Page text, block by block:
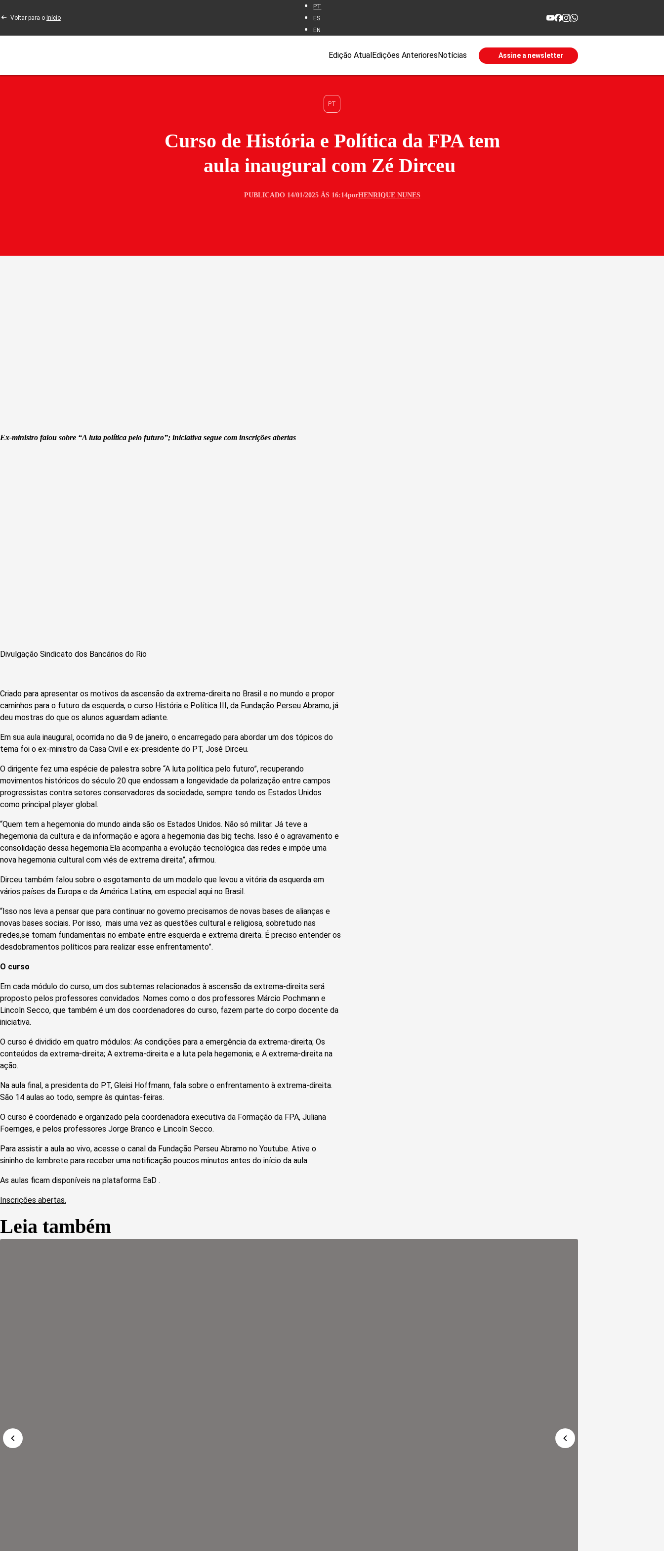
Voltar para o Início
PT
ES
EN
Edição AtualEdições AnterioresNotícias Assine a newsletter
PT
Curso de História e Política da FPA tem
aula inaugural com Zé Dirceu
PUBLICADO 14/01/2025 ÀS 16:14porHENRIQUE NUNES
Ex-ministro falou sobre “A luta política pelo futuro”; iniciativa segue com inscrições abertas
Divulgação Sindicato dos Bancários do Rio
Criado para apresentar os motivos da ascensão da extrema-direita no Brasil e no mundo e propor
caminhos para o futuro da esquerda, o curso História e Política III, da Fundação Perseu Abramo, já
deu mostras do que os alunos aguardam adiante.
Em sua aula inaugural, ocorrida no dia 9 de janeiro, o encarregado para abordar um dos tópicos do
tema foi o ex-ministro da Casa Civil e ex-presidente do PT, José Dirceu.
O dirigente fez uma espécie de palestra sobre “A luta política pelo futuro”, recuperando
movimentos históricos do século 20 que endossam a longevidade da polarização entre campos
progressistas contra setores conservadores da sociedade, sempre tendo os Estados Unidos
como principal player global.
“Quem tem a hegemonia do mundo ainda são os Estados Unidos. Não só militar. Já teve a
hegemonia da cultura e da informação e agora a hegemonia das big techs. Isso é o agravamento e
consolidação dessa hegemonia.Ela acompanha a evolução tecnológica das redes e impõe uma
nova hegemonia cultural com viés de extrema direita”, afirmou.
Dirceu também falou sobre o esgotamento de um modelo que levou a vitória da esquerda em
vários países da Europa e da América Latina, em especial aqui no Brasil.
“Isso nos leva a pensar que para continuar no governo precisamos de novas bases de alianças e
novas bases sociais. Por isso, mais uma vez as questões cultural e religiosa, sobretudo nas
redes,se tornam fundamentais no embate entre esquerda e extrema direita. É preciso entender os
desdobramentos políticos para realizar esse enfrentamento”.
O curso
Em cada módulo do curso, um dos subtemas relacionados à ascensão da extrema-direita será
proposto pelos professores convidados. Nomes como o dos professores Márcio Pochmann e
Lincoln Secco, que também é um dos coordenadores do curso, fazem parte do corpo docente da
iniciativa.
O curso é dividido em quatro módulos: As condições para a emergência da extrema-direita; Os
conteúdos da extrema-direita; A extrema-direita e a luta pela hegemonia; e A extrema-direita na
ação.
Na aula final, a presidenta do PT, Gleisi Hoffmann, fala sobre o enfrentamento à extrema-direita.
São 14 aulas ao todo, sempre às quintas-feiras.
O curso é coordenado e organizado pela coordenadora executiva da Formação da FPA, Juliana
Foernges, e pelos professores Jorge Branco e Lincoln Secco.
Para assistir a aula ao vivo, acesse o canal da Fundação Perseu Abramo no Youtube. Ative o
sininho de lembrete para receber uma notificação poucos minutos antes do início da aula.
As aulas ficam disponíveis na plataforma EaD .
Inscrições abertas.
Leia também